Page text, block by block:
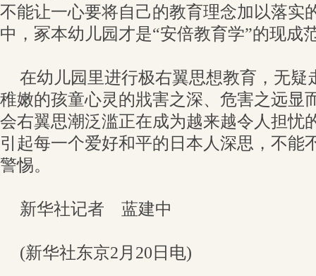
不能让一心要将自己的教育理念加以落实
中，冢本幼儿园才是“安倍教育学”的现成
在幼儿园里进行极右翼思想教育，无疑
稚嫩的孩童心灵的戕害之深、危害之远显
会右翼思潮泛滥正在成为越来越令人担忧
引起每一个爱好和平的日本人深思，不能
警惕。
新华社记者 蓝建中
(新华社东京2月20日电)